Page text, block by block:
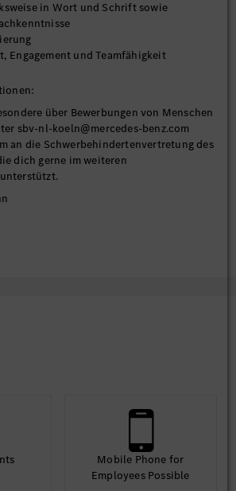
in Wort und Schrift sowie
Engagement und Teamfähigkeit
über Bewerbungen von Menschen
sbv-nl-koeln@mercedes-benz.com
an die Schwerbehindertenvertretung des
dich gerne im weiteren
Mobile Phone for
Employees Possible